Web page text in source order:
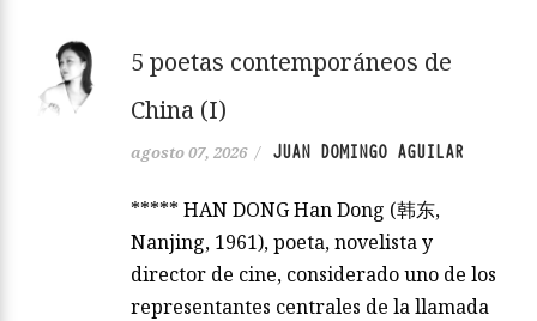
5 poetas contemporáneos de
China (I)
agosto 07, 2026 / JUAN DOMINGO AGUILAR
***** HAN DONG Han Dong (韩东,
Nanjing, 1961), poeta, novelista y
director de cine, considerado uno de los
representantes centrales de la llamada